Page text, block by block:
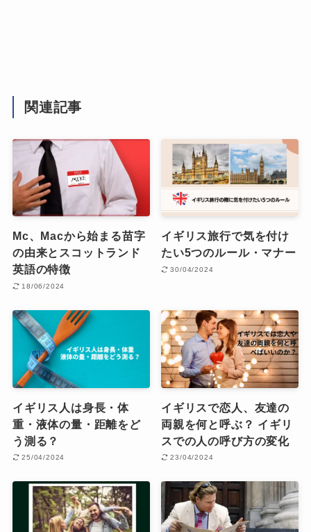
関連記事
Mc、Macから始まる苗字
の由来とスコットランド
英語の特徴
18/06/2024
イギリス旅行で気を付け
たい5つのルール・マナー
30/04/2024
イギリス人は身長・体
重・液体の量・距離をど
う測る？
25/04/2024
イギリスで恋人、友達の
両親を何と呼ぶ？ イギリ
スでの人の呼び方の変化
23/04/2024